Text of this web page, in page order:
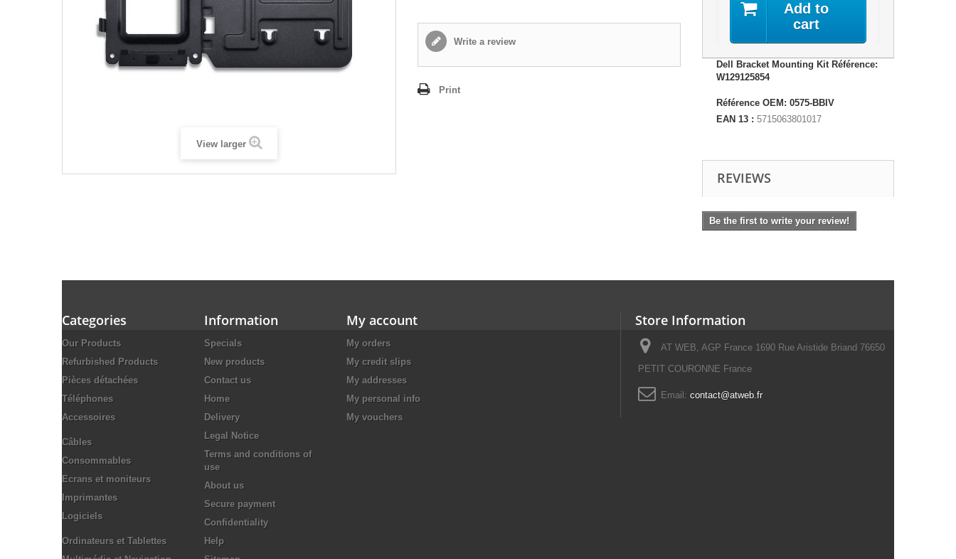
View larger
Write a review
Print
Add to
cart
Dell Bracket Mounting Kit Référence:
W129125854
Référence OEM: 0575-BBIV
EAN 13 : 5715063801017
REVIEWS
Be the first to write your review!
Categories
Our Products
Refurbished Products
Pièces détachées
Téléphones
Accessoires
Câbles
Consommables
Ecrans et moniteurs
Imprimantes
Logiciels
Ordinateurs et Tablettes
Information
Specials
New products
Contact us
Home
Delivery
Legal Notice
Terms and conditions of
use
About us
Secure payment
Confidentiality
Help
My account
My orders
My credit slips
My addresses
My personal info
My vouchers
Store Information
AT WEB, AGP France 1690 Rue Aristide Briand 76650
PETIT COURONNE France
Email: contact@atweb.fr